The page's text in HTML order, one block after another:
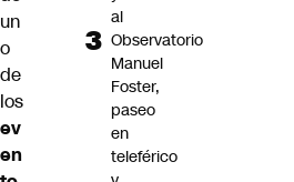
un
o
de
los
ev
en
al
Observatorio
Manuel
Foster,
paseo
en
teleférico